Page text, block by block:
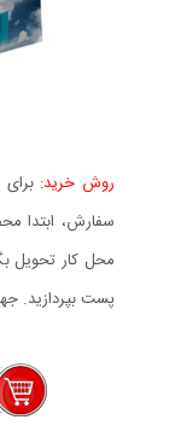
روش خرید:
سفارش، ابتدا
محل کار تحویل
پست بپردازید.